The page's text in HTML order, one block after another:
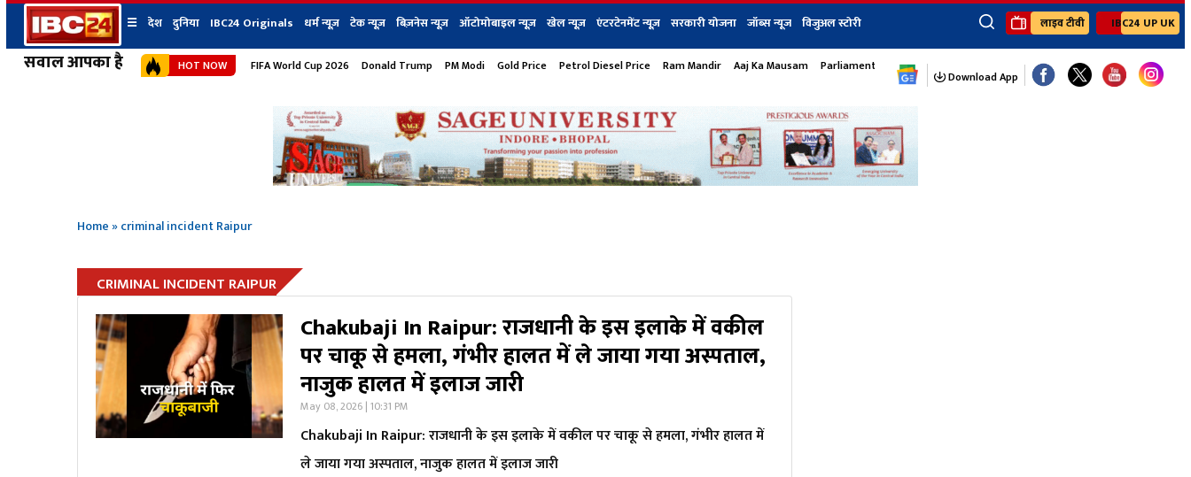
सवाल आपका है
☰ देश दुनिया IBC24 Originals धर्म न्यूज़ टेक न्यूज़ बिज़नेस न्यूज़ ऑटोमोबाइल न्यूज़ खेल न्यूज़ एंटरटेनमेंट न्यूज़ सरकारी योजना जॉब्स न्यूज विजुअल स्टोरी
×
देश प्रदेश न्यूज
हिमाचल प्रदेश न्यूज
शहर दुनिया IBC24 Originals बिज़नेस टेक न्यूज धर्म ऑटोमोबाइल एंटरटेनमेंट खेल जॉब्स न्यूज Youtube Channels
लाइव टीवी IBC24 UP UK
HOT NOW FIFA World Cup 2026 Donald Trump PM Modi Gold Price Petrol Diesel Price Ram Mandir Aaj Ka Mausam Parliament Monsoon Session
Download App
Home»criminal incident Raipur
CRIMINAL INCIDENT RAIPUR
Chakubaji In Raipur: राजधानी के इस इलाके में वकील
पर चाकू से हमला, गंभीर हालत में ले जाया गया अस्पताल,
नाजुक हालत में इलाज जारी
May 08, 2026 | 10:31 PM
Chakubaji In Raipur: राजधानी के इस इलाके में वकील पर चाकू से हमला, गंभीर हालत में
ले जाया गया अस्पताल, नाजुक हालत में इलाज जारी